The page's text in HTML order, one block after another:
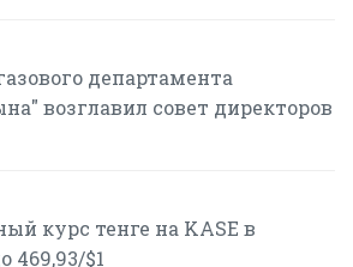
департамента
возглавил совет директоров
курс тенге на KASE в
469,93/$1